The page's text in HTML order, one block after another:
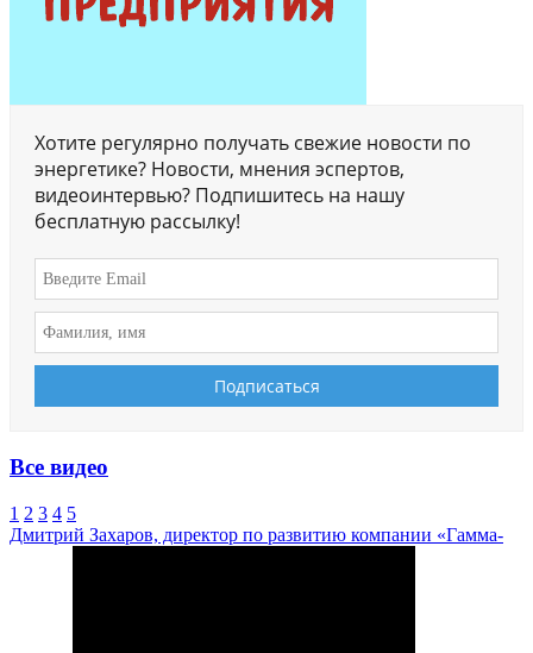
Хотите регулярно получать свежие новости по
энергетике? Новости, мнения эспертов,
видеоинтервью? Подпишитесь на нашу
бесплатную рассылку!
Все видео
1 2 3 4 5
Дмитрий Захаров, директор по развитию компании «Гамма-